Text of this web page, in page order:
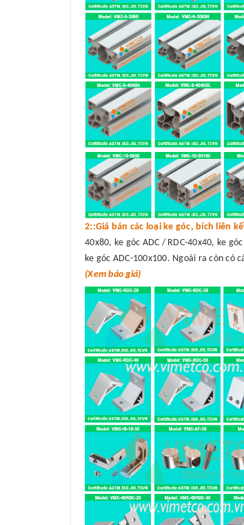
2::Giá bán các loại ke góc, bích liên
40x80, ke góc ADC / RDC-40x40, ke
ke góc ADC-100x100. Ngoài ra còn có
(Xem báo giá)